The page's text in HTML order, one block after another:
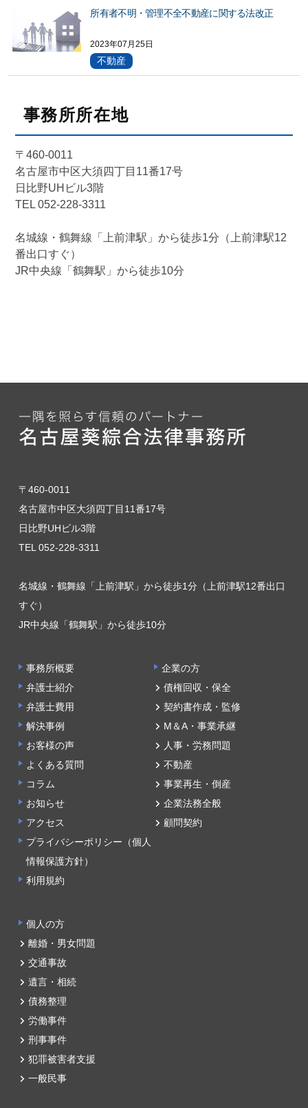
所有者不明・管理不全不動産に関する法改正
2023年07月25日
不動産
事務所所在地
〒460-0011
名古屋市中区大須四丁目11番17号
日比野UHビル3階
TEL 052-228-3311
名城線・鶴舞線「上前津駅」から徒歩1分（上前津駅12
番出口すぐ）
JR中央線「鶴舞駅」から徒歩10分
〒460-0011
名古屋市中区大須四丁目11番17号
日比野UHビル3階
TEL 052-228-3311
名城線・鶴舞線「上前津駅」から徒歩1分（上前津駅12番出口
すぐ）
JR中央線「鶴舞駅」から徒歩10分
事務所概要
弁護士紹介
弁護士費用
解決事例
お客様の声
よくある質問
コラム
お知らせ
アクセス
プライバシーポリシー（個人
情報保護方針）
利用規約
企業の方
債権回収・保全
契約書作成・監修
M＆A・事業承継
人事・労務問題
不動産
事業再生・倒産
企業法務全般
顧問契約
個人の方
離婚・男女問題
交通事故
遺言・相続
債務整理
労働事件
刑事事件
犯罪被害者支援
一般民事